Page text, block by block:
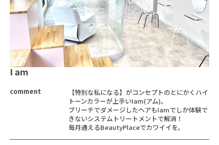
I am
comment
【特別な私になる】がコンセプトのとにかくハイ
トーンカラーが上手いIam(アム)。
ブリーチでダメージしたヘアもIamでしか体験で
きないシステムトリートメントで解消！
毎月通えるBeautyPlaceでカワイイを。